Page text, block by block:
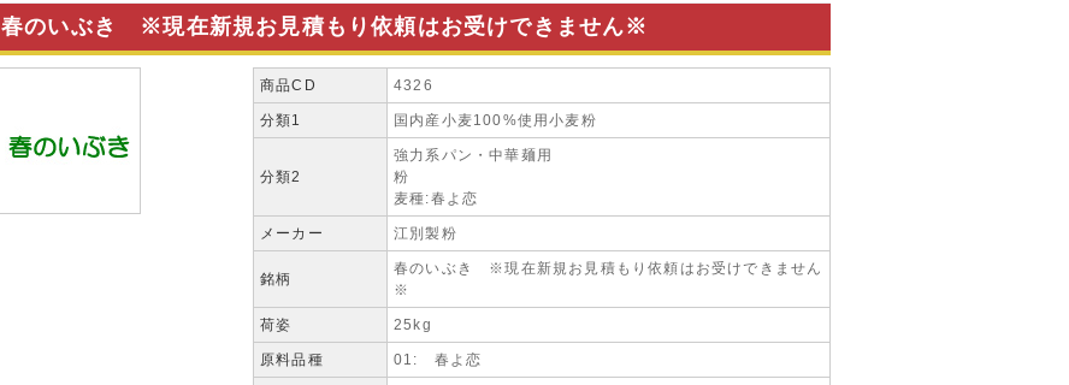
春のいぶき ※現在新規お見積もり依頼はお受けできません※
商品CD 4326
分類1 国内産小麦100%使用小麦粉
分類2
強力系パン・中華麺用
粉
麦種:春よ恋
メーカー 江別製粉
銘柄
春のいぶき ※現在新規お見積もり依頼はお受けできません
※
荷姿 25kg
原料品種 01: 春よ恋